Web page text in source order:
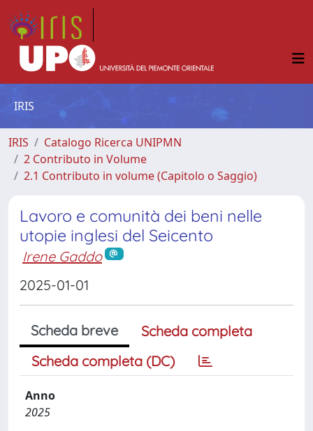
IRIS
IRIS
Catalogo Ricerca UNIPMN
2 Contributo in Volume
2.1 Contributo in volume (Capitolo o Saggio)
Lavoro e comunità dei beni nelle
utopie inglesi del Seicento
Irene Gaddo
2025-01-01
Scheda breve
Scheda completa
Scheda completa (DC)
Anno
2025